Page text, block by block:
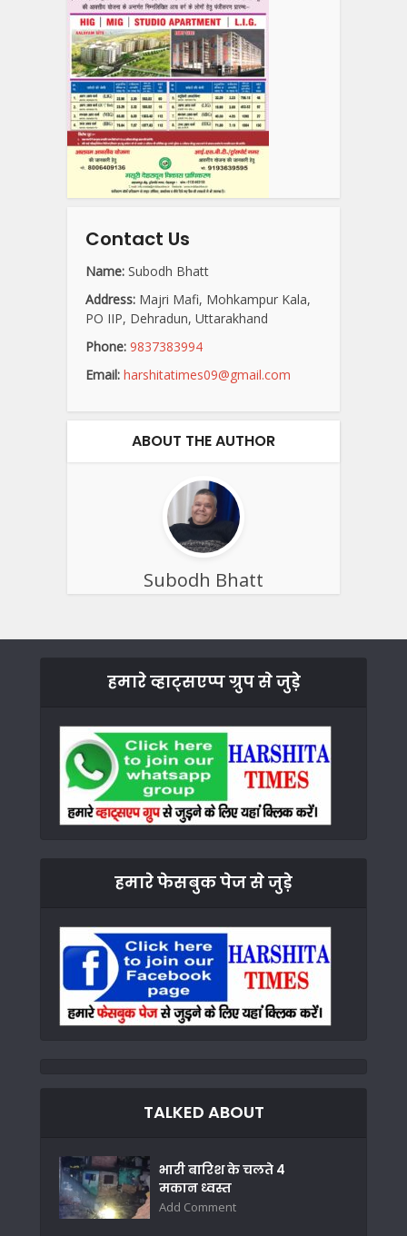
Contact Us
Name: Subodh Bhatt
Address: Majri Mafi, Mohkampur Kala,
PO IIP, Dehradun, Uttarakhand
Phone: 9837383994
Email: harshitatimes09@gmail.com
ABOUT THE AUTHOR
Subodh Bhatt
हमारे व्हाट्सएप्प ग्रुप से जुड़े
हमारे फेसबुक पेज से जुड़े
TALKED ABOUT
भारी बारिश के चलते 4
मकान ध्वस्त
Add Comment